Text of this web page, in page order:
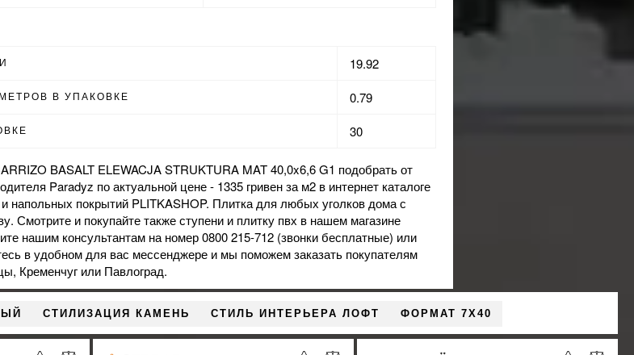
19.92
В УПАКОВКЕ 0.79
30
BASALT ELEWACJA STRUKTURA MAT 40,0x6,6 G1 подобрать от
Paradyz по актуальной цене - 1335 гривен за м2 в интернет каталоге
напольных покрытий PLITKASHOP. Плитка для любых уголков дома с
Смотрите и покупайте такжеступени и плитку пвх в нашем магазине
нашим консультантам на номер 0800 215-712 (звонки бесплатные) или
в удобном для вас мессенджере и мы поможем заказать покупателям
Кременчуг или Павлоград.
СТИЛИЗАЦИЯ КАМЕНЬ СТИЛЬ ИНТЕРЬЕРА ЛОФТ ФОРМАТ 7X40